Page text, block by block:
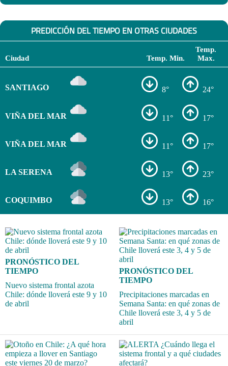
PREDICCIÓN DEL TIEMPO EN OTRAS CIUDADES
Ciudad Temp. Min.
Temp.
Max.
SANTIAGO 8° 24°
VIÑA DEL MAR 11° 17°
VIÑA DEL MAR 11° 17°
LA SERENA 13° 23°
COQUIMBO 13° 16°
PRONÓSTICO DEL
TIEMPO
Nuevo sistema frontal azota
Chile: dónde lloverá este 9 y 10
de abril
PRONÓSTICO DEL
TIEMPO
Precipitaciones marcadas en
Semana Santa: en qué zonas de
Chile lloverá este 3, 4 y 5 de
abril